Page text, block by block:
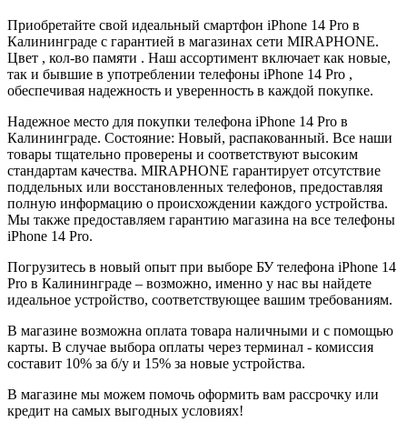
Приобретайте свой идеальный смартфон iPhone 14 Pro в
Калининграде с гарантией в магазинах сети MIRAPHONE.
Цвет , кол-во памяти . Наш ассортимент включает как новые,
так и бывшие в употреблении телефоны iPhone 14 Pro ,
обеспечивая надежность и уверенность в каждой покупке.
Надежное место для покупки телефона iPhone 14 Pro в
Калининграде. Состояние: Новый, распакованный. Все наши
товары тщательно проверены и соответствуют высоким
стандартам качества. MIRAPHONE гарантирует отсутствие
поддельных или восстановленных телефонов, предоставляя
полную информацию о происхождении каждого устройства.
Мы также предоставляем гарантию магазина на все телефоны
iPhone 14 Pro.
Погрузитесь в новый опыт при выборе БУ телефона iPhone 14
Pro в Калининграде – возможно, именно у нас вы найдете
идеальное устройство, соответствующее вашим требованиям.
В магазине возможна оплата товара наличными и с помощью
карты. В случае выбора оплаты через терминал - комиссия
составит 10% за б/у и 15% за новые устройства.
В магазине мы можем помочь оформить вам рассрочку или
кредит на самых выгодных условиях!